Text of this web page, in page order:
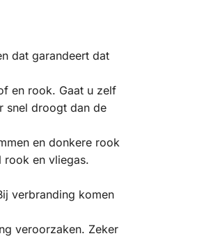
dat garandeert dat
en rook. Gaat u zelf
snel droogt dan de
en donkere rook
rook en vliegas.
verbranding komen
veroorzaken. Zeker